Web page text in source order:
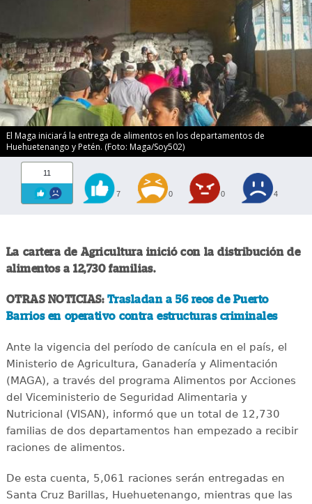
El Maga iniciará la entrega de alimentos en los departamentos de
Huehuetenango y Petén. (Foto: Maga/Soy502)
11
7 0 0 4
La cartera de Agricultura inició con la distribución de
alimentos a 12,730 familias.
OTRAS NOTICIAS: Trasladan a 56 reos de Puerto
Barrios en operativo contra estructuras criminales
Ante la vigencia del período de canícula en el país, el
Ministerio de Agricultura, Ganadería y Alimentación
(MAGA), a través del programa Alimentos por Acciones
del Viceministerio de Seguridad Alimentaria y
Nutricional (VISAN), informó que un total de 12,730
familias de dos departamentos han empezado a recibir
raciones de alimentos.
De esta cuenta, 5,061 raciones serán entregadas en
Santa Cruz Barillas, Huehuetenango, mientras que las